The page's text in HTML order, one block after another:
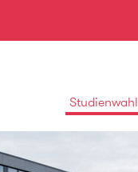
Studienwahl